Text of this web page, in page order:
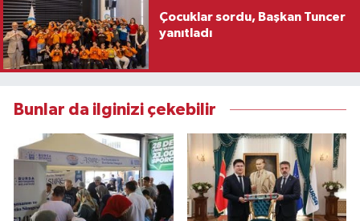
Çocuklar sordu, Başkan Tuncer
yanıtladı
Bunlar da ilginizi çekebilir